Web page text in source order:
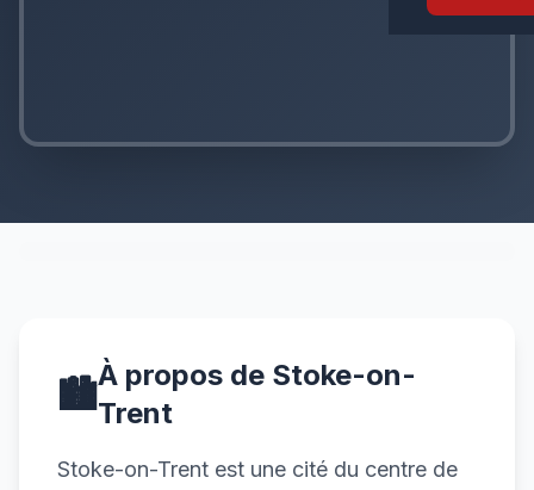
🏙️À propos de Stoke-on-
Trent
Stoke-on-Trent est une cité du centre de